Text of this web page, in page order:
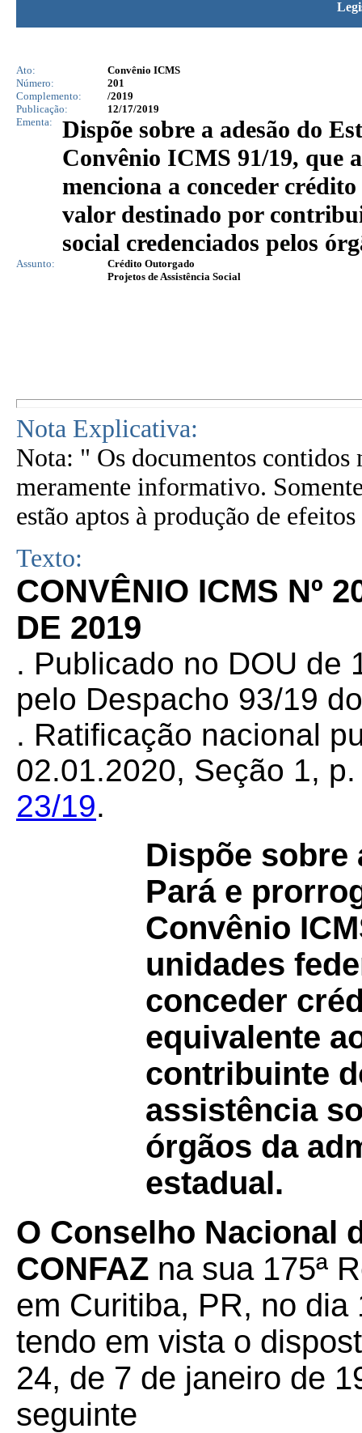
Ato:
Convênio ICMS
Número:
201
Complemento:
/2019
Publicação:
12/17/2019
Ementa:
Dispõe sobre a adesão do
Convênio ICMS 91/19, que
menciona a conceder
valor destinado por
social credenciados pelos
Assunto:
Crédito Outorgado
Projetos de Assistência Social
Nota Explicativa:
Nota: " Os documentos contidos
meramente informativo.
estão aptos à produção de
Texto:
CONVÊNIO ICMS Nº
DE 2019
. Publicado no DOU de
pelo Despacho 93/19
. Ratificação nacional
02.01.2020, Seção 1,
23/19.
Dispõe sobre
Pará e
Convênio
unidades
conceder
equivalente
contribuinte
assistência
órgãos da
estadual.
O Conselho Nacional
CONFAZ na sua 175ª
em Curitiba, PR, no
tendo em vista o
24, de 7 de janeiro de
seguinte